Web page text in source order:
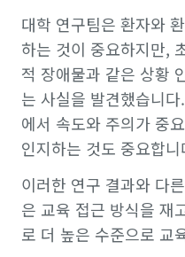
대학 연구팀은 환자와
하는 것이 중요하지만,
적 장애물과 같은 상황
는 사실을 발견했습니
에서 속도와 주의가 중
인지하는 것도 중요합니
이러한 연구 결과와 다
은 교육 접근 방식을 재
로 더 높은 수준으로 교